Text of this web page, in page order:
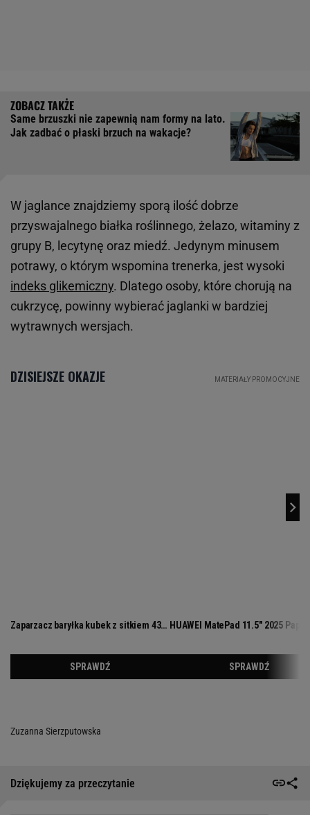
Same brzuszki nie zapewnią nam formy na lato.
Jak zadbać o płaski brzuch na wakacje?
W jaglance znajdziemy sporą ilość dobrze
przyswajalnego białka roślinnego, żelazo, witaminy z
grupy B, lecytynę oraz miedź. Jedynym minusem
potrawy, o którym wspomina trenerka, jest wysoki
indeks glikemiczny. Dlatego osoby, które chorują na
cukrzycę, powinny wybierać jaglanki w bardziej
wytrawnych wersjach.
Zuzanna Sierzputowska
Dziękujemy za przeczytanie